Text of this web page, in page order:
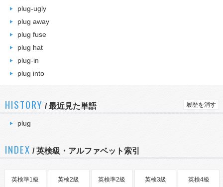
plug-ugly
plug away
plug fuse
plug hat
plug-in
plug into
HISTORY /最近見た単語 履歴を消す
plug
INDEX / 英検級・アルファベット索引
英検準1級 英検2級 英検準2級 英検3級 英検4級